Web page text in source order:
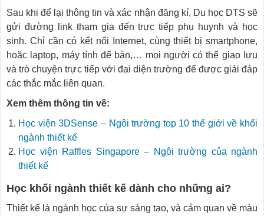
Sau khi để lại thông tin và xác nhận đăng kí, Du học DTS sẽ
gửi đường link tham gia đến trực tiếp phụ huynh và học
sinh. Chỉ cần có kết nối Internet, cùng thiết bị smartphone,
hoặc laptop, máy tính để bàn,… mọi người có thể giao lưu
và trò chuyện trực tiếp với đại diện trường để được giải đáp
các thắc mắc liên quan.
Xem thêm thông tin về:
Học viện 3DSense – Ngôi trường top 10 thế giới về khối
ngành thiết kế
Học viện Raffles Singapore – Ngôi trường của ngành
thiết kế
Học khối ngành thiết kế dành cho những ai?
Thiết kế là ngành học của sự sáng tạo, và cảm quan về màu